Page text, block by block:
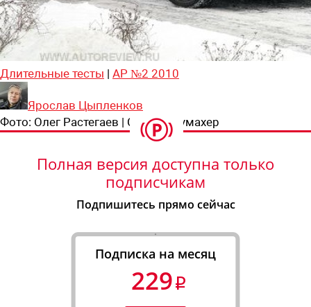
Длительные тесты | АР №2 2010
Ярослав Цыпленков
Фото: Олег Растегаев | Степан Шумахер
Полная версия доступна только
подписчикам
Подпишитесь прямо сейчас
Подписка на месяц
229